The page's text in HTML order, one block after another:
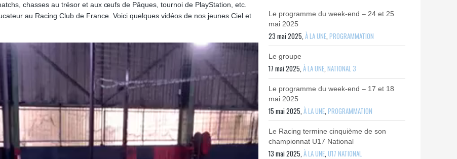
chasses au trésor et aux œufs de Pâques, tournoi de PlayStation, etc.
au Racing Club de France. Voici quelques vidéos de nos jeunes Ciel et
Le programme du week-end – 24 et 25
mai 2025
23 mai 2025,À LA UNE,PROGRAMMATION
Le groupe
17 mai 2025,À LA UNE,NATIONAL 3
Le programme du week-end – 17 et 18
mai 2025
15 mai 2025,À LA UNE,PROGRAMMATION
Le Racing termine cinquième de son
championnat U17 National
13 mai 2025,À LA UNE,U17 NATIONAL